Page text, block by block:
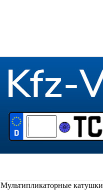
Мультипликаторные катушки